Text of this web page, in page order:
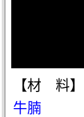
【材 料】
牛腩